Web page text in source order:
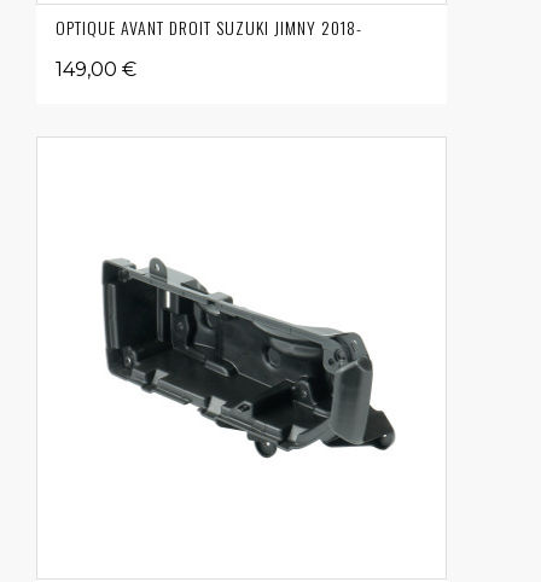
OPTIQUE AVANT DROIT SUZUKI JIMNY 2018-
149,00 €